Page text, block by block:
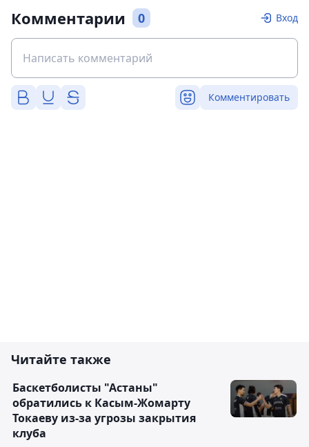
Комментарии 0 Вход
Комментировать
Читайте также
Баскетболисты "Астаны"
обратились к Касым-Жомарту
Токаеву из-за угрозы закрытия
клуба